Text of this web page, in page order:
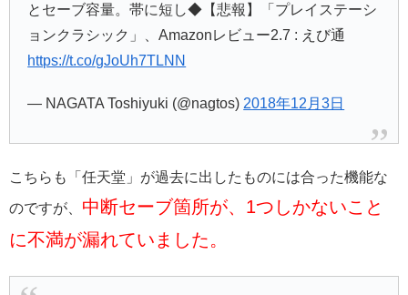
とセーブ容量。帯に短し◆【悲報】「プレイステーシ
ョンクラシック」、Amazonレビュー2.7 : えび通
https://t.co/gJoUh7TLNN
— NAGATA Toshiyuki (@nagtos) 2018年12月3日
こちらも「任天堂」が過去に出したものには合った機能な
のですが、 中断セーブ箇所が、1つしかないこと
に不満が漏れていました。